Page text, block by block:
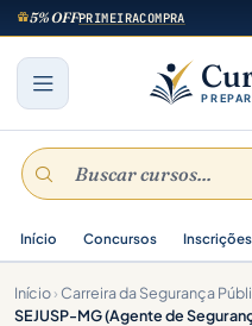
5% OFFPRIMEIRACOMPRA
Início Concursos Inscrições
Início› Carreira da Segurança
SEJUSP-MG (Agente de